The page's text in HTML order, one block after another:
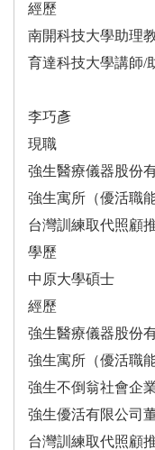
經歷
南開科技大學助理
育達科技大學講師/
李巧彥
現職
強生醫療儀器股份
強生寓所（優活職
台灣訓練取代照顧
學歷
中原大學碩士
經歷
強生醫療儀器股份
強生寓所（優活職
強生不倒翁社會企
強生優活有限公司
台灣訓練取代照顧